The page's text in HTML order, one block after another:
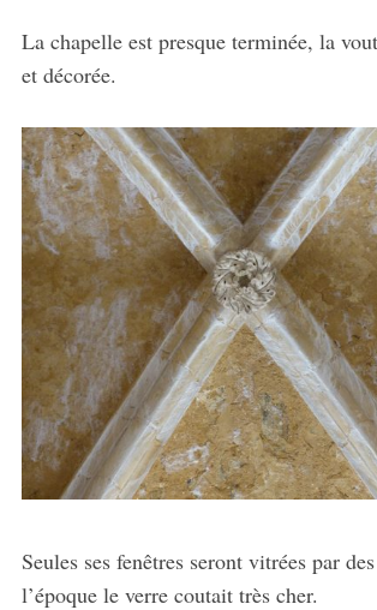
La chapelle est presque terminée, la
et décorée.
Seules ses fenêtres seront vitrées par
l’époque le verre coutait très cher.